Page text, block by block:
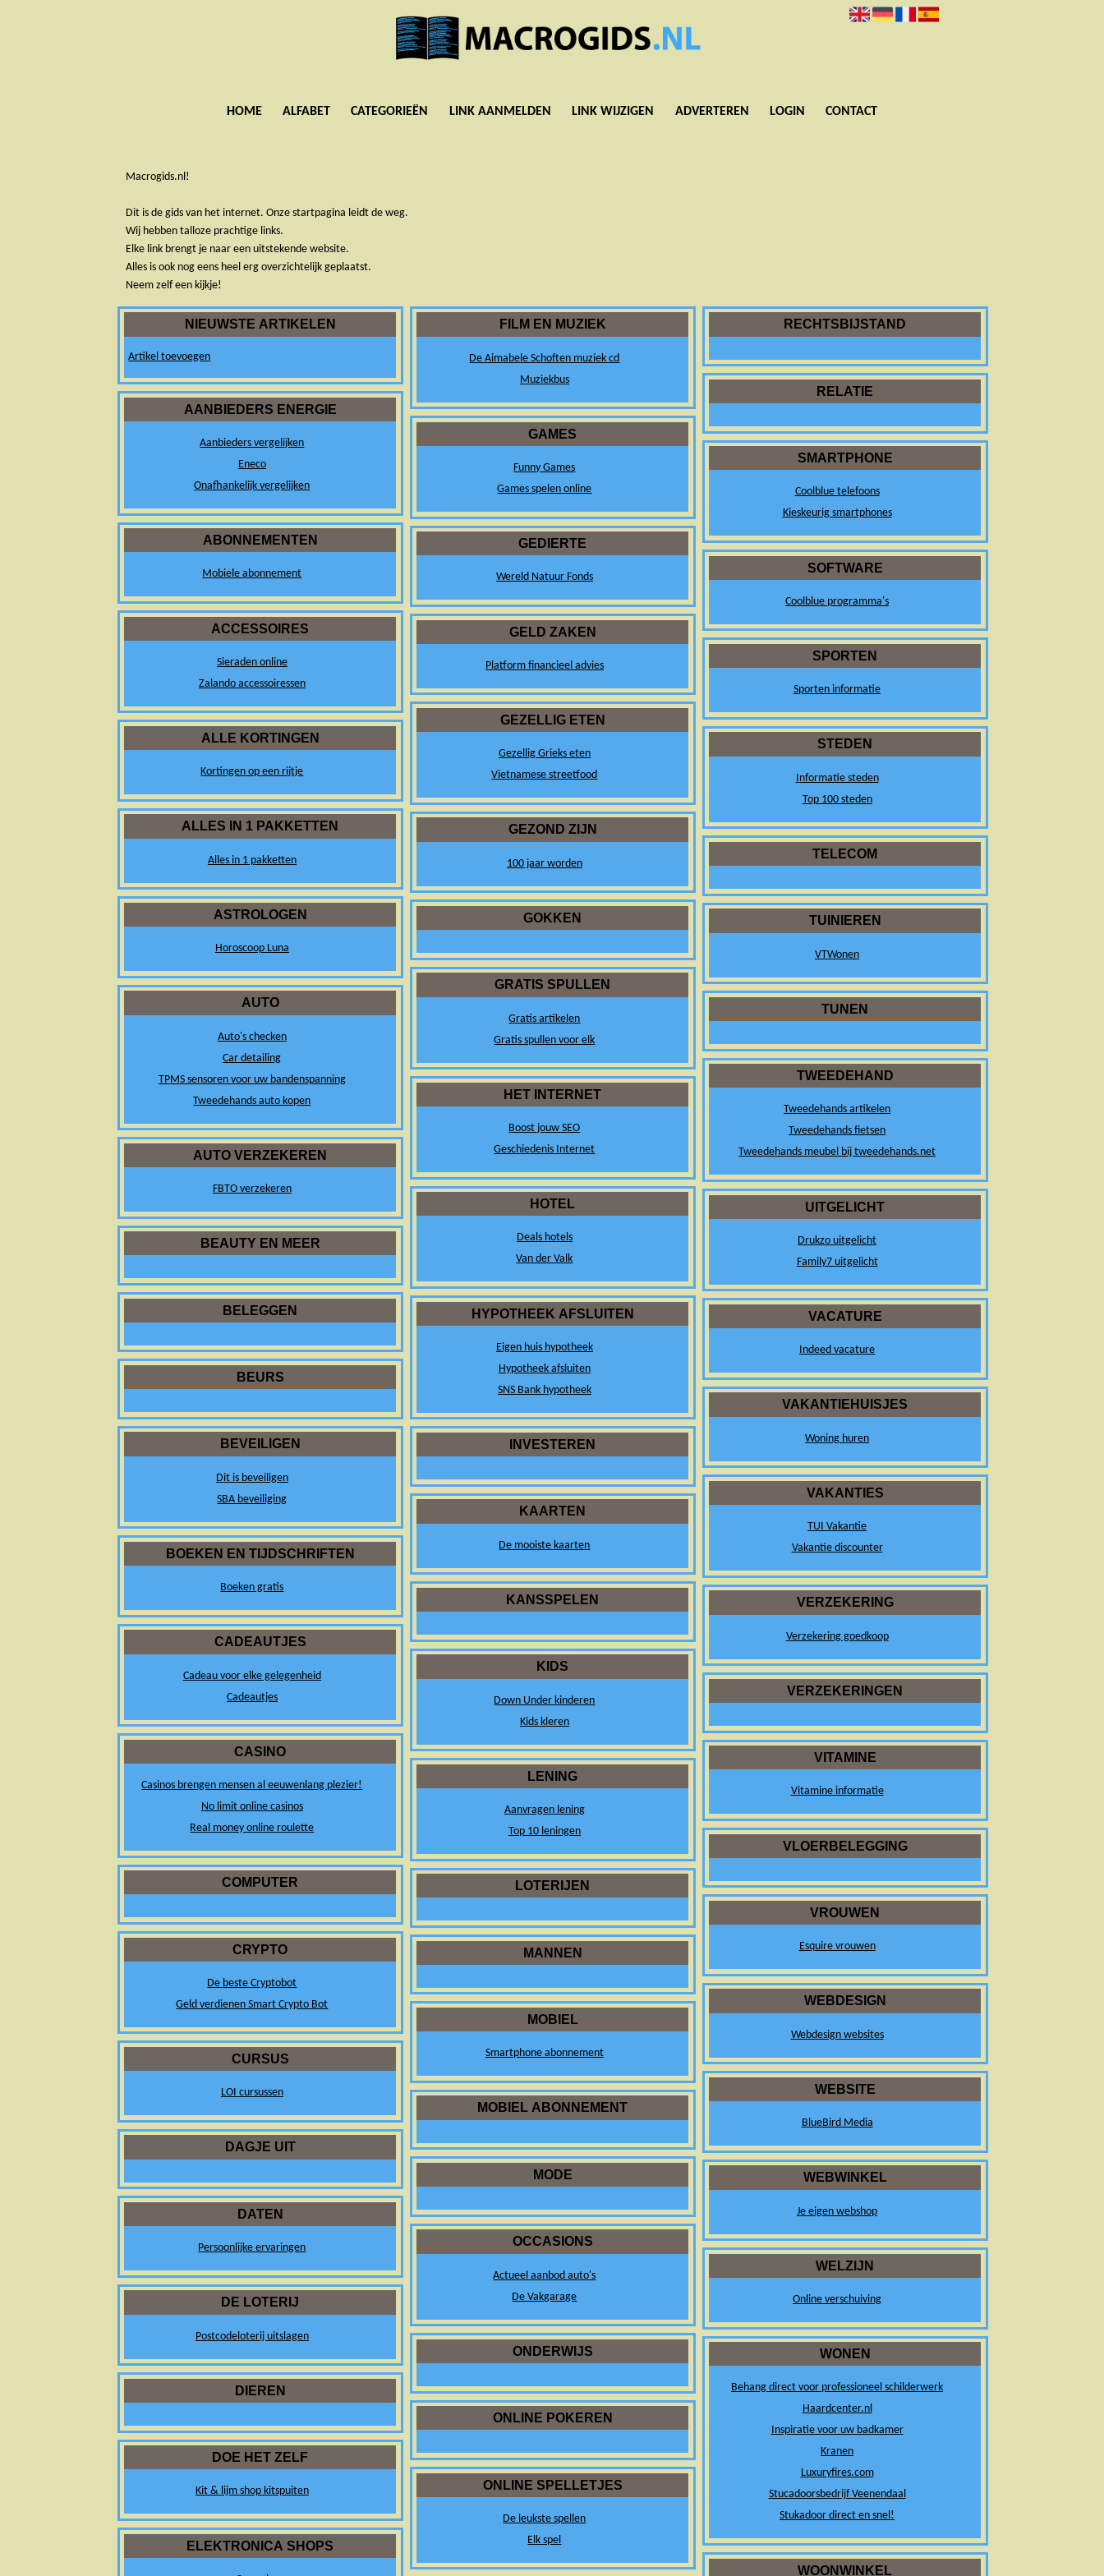
HOME ALFABET CATEGORIEËN LINK AANMELDEN LINK WIJZIGEN ADVERTEREN LOGIN CONTACT
Macrogids.nl!
Dit is de gids van het internet. Onze startpagina leidt de weg.
Wij hebben talloze prachtige links.
Elke link brengt je naar een uitstekende website.
Alles is ook nog eens heel erg overzichtelijk geplaatst.
Neem zelf een kijkje!
NIEUWSTE ARTIKELEN
Artikel toevoegen
AANBIEDERS ENERGIE
Aanbieders vergelijken
Eneco
Onafhankelijk vergelijken
ABONNEMENTEN
Mobiele abonnement
ACCESSOIRES
Sieraden online
Zalando accessoiressen
ALLE KORTINGEN
Kortingen op een rijtje
ALLES IN 1 PAKKETTEN
Alles in 1 pakketten
ASTROLOGEN
Horoscoop Luna
AUTO
Auto's checken
Car detailing
TPMS sensoren voor uw bandenspanning
Tweedehands auto kopen
AUTO VERZEKEREN
FBTO verzekeren
BEAUTY EN MEER
BELEGGEN
BEURS
BEVEILIGEN
Dit is beveiligen
SBA beveiliging
BOEKEN EN TIJDSCHRIFTEN
Boeken gratis
CADEAUTJES
Cadeau voor elke gelegenheid
Cadeautjes
CASINO
Casinos brengen mensen al eeuwenlang plezier!
No limit online casinos
Real money online roulette
COMPUTER
CRYPTO
De beste Cryptobot
Geld verdienen Smart Crypto Bot
CURSUS
LOI cursussen
DAGJE UIT
DATEN
Persoonlijke ervaringen
DE LOTERIJ
Postcodeloterij uitslagen
DIEREN
DOE HET ZELF
Kit & lijm shop kitspuiten
ELEKTRONICA SHOPS
FILM EN MUZIEK
De Aimabele Schoften muziek cd
Muziekbus
GAMES
Funny Games
Games spelen online
GEDIERTE
Wereld Natuur Fonds
GELD ZAKEN
Platform financieel advies
GEZELLIG ETEN
Gezellig Grieks eten
Vietnamese streetfood
GEZOND ZIJN
100 jaar worden
GOKKEN
GRATIS SPULLEN
Gratis artikelen
Gratis spullen voor elk
HET INTERNET
Boost jouw SEO
Geschiedenis Internet
HOTEL
Deals hotels
Van der Valk
HYPOTHEEK AFSLUITEN
Eigen huis hypotheek
Hypotheek afsluiten
SNS Bank hypotheek
INVESTEREN
KAARTEN
De mooiste kaarten
KANSSPELEN
KIDS
Down Under kinderen
Kids kleren
LENING
Aanvragen lening
Top 10 leningen
LOTERIJEN
MANNEN
MOBIEL
Smartphone abonnement
MOBIEL ABONNEMENT
MODE
OCCASIONS
Actueel aanbod auto's
De Vakgarage
ONDERWIJS
ONLINE POKEREN
ONLINE SPELLETJES
De leukste spellen
Elk spel
RECHTSBIJSTAND
RELATIE
SMARTPHONE
Coolblue telefoons
Kieskeurig smartphones
SOFTWARE
Coolblue programma's
SPORTEN
Sporten informatie
STEDEN
Informatie steden
Top 100 steden
TELECOM
TUINIEREN
VTWonen
TUNEN
TWEEDEHAND
Tweedehands artikelen
Tweedehands fietsen
Tweedehands meubel bij tweedehands.net
UITGELICHT
Drukzo uitgelicht
Family7 uitgelicht
VACATURE
Indeed vacature
VAKANTIEHUISJES
Woning huren
VAKANTIES
TUI Vakantie
Vakantie discounter
VERZEKERING
Verzekering goedkoop
VERZEKERINGEN
VITAMINE
Vitamine informatie
VLOERBELEGGING
VROUWEN
Esquire vrouwen
WEBDESIGN
Webdesign websites
WEBSITE
BlueBird Media
WEBWINKEL
Je eigen webshop
WELZIJN
Online verschuiving
WONEN
Behang direct voor professioneel schilderwerk
Haardcenter.nl
Inspiratie voor uw badkamer
Kranen
Luxuryfires.com
Stucadoorsbedrijf Veenendaal
Stukadoor direct en snel!
WOONWINKEL